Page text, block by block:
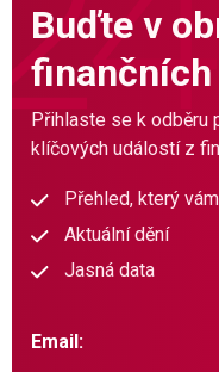
Buďte v
Přihlaste se k odběru
klíčových událostí z
Přehled, který
Aktuální dění
Jasná data
Email: